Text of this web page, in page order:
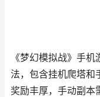
《梦幻模拟战》手
法，包含挂机爬塔和
奖励丰厚，手动副本